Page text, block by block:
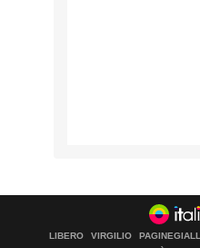
LIBERO VIRGILIO